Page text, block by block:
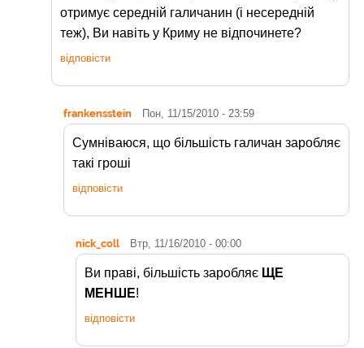
отримує середній галичанин (і несередній
теж), Ви навіть у Криму не відпочинете?
відповісти
frankensstein Пон, 11/15/2010 - 23:59
Сумніваюся, що більшість галичан заробляє
такі гроші
відповісти
nick_coll Втр, 11/16/2010 - 00:00
Ви праві, більшість заробляє ЩЕ
МЕНШЕ!
відповісти